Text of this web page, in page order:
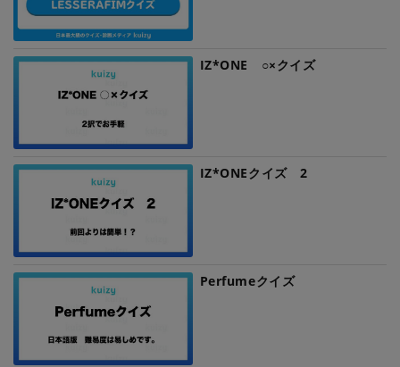
IZ*ONE ○×クイズ
IZ*ONEクイズ 2
Perfumeクイズ